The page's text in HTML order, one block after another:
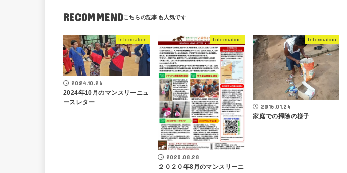
RECOMMEND
Information
2024.10.26
2024年10月のマンスリーニュ
ースレター
Information
2020.08.28
２０２０年8月のマンスリーニ
Information
2016.01.24
家庭での掃除の様子